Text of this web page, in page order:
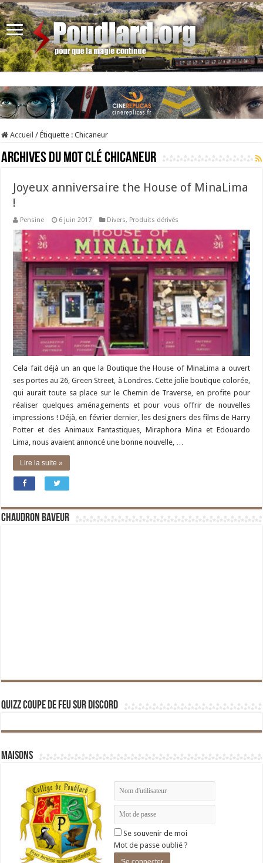
Accueil / Étiquette :Chicaneur
Archives du mot cléChicaneur
Joyeux anniversaire the House of MinaLima
!
Pensine 6 juin 2017 Divers, Produits dérivés
Cela fait déjà un an que la Boutique the House of MinaLima a ouvert
ses portes au 26, Green Street, à Londres. Cette jolie boutique colorée,
qui aurait toute sa place sur le Chemin de Traverse, en profite pour
réaliser quelques aménagements et pour vous offrir de nouvelles
impressions ! Déjà, en février dernier, les designers des films de Harry
Potter et des Animaux Fantastiques, Miraphora Mina et Edouardo
Lima, nous avaient annoncé une bonne nouvelle, …
Lire la suite »
Chaudron Baveur
Quizz Coupe de Feu sur Discord
Maisons
Se souvenir de moi
Mot de passe oublié ?